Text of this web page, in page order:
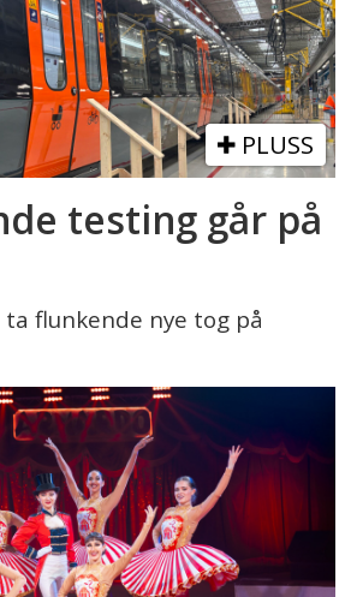
PLUSS
testing går på
flunkende nye tog på